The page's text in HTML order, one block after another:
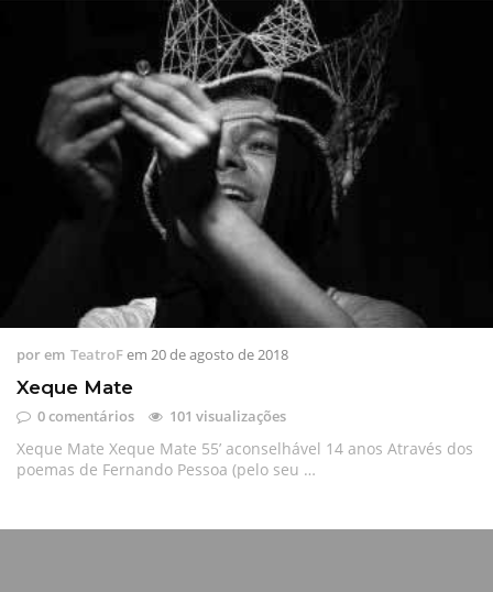
porem TeatroFem 20 de agosto de 2018
Xeque Mate
0 comentários 101 visualizações
Xeque Mate Xeque Mate 55’ aconselhável 14 anos Através dos
poemas de Fernando Pessoa (pelo seu …